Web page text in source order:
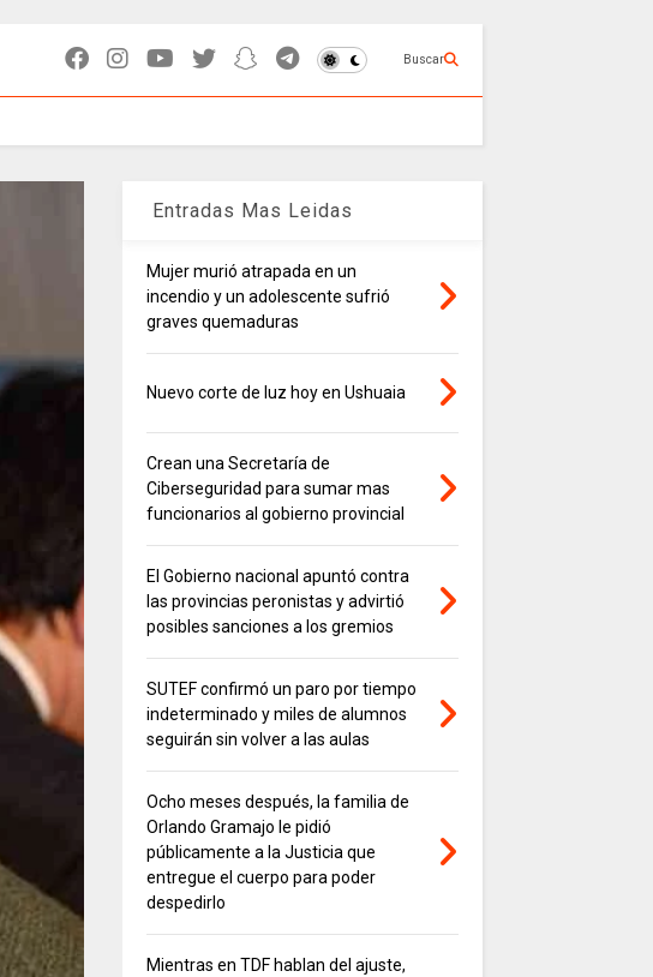
Buscar
Entradas Mas Leidas
Mujer murió atrapada en un
incendio y un adolescente sufrió
graves quemaduras
Nuevo corte de luz hoy en Ushuaia
Crean una Secretaría de
Ciberseguridad para sumar mas
funcionarios al gobierno provincial
El Gobierno nacional apuntó contra
las provincias peronistas y advirtió
posibles sanciones a los gremios
SUTEF confirmó un paro por tiempo
indeterminado y miles de alumnos
seguirán sin volver a las aulas
Ocho meses después, la familia de
Orlando Gramajo le pidió
públicamente a la Justicia que
entregue el cuerpo para poder
despedirlo
Mientras en TDF hablan del ajuste,